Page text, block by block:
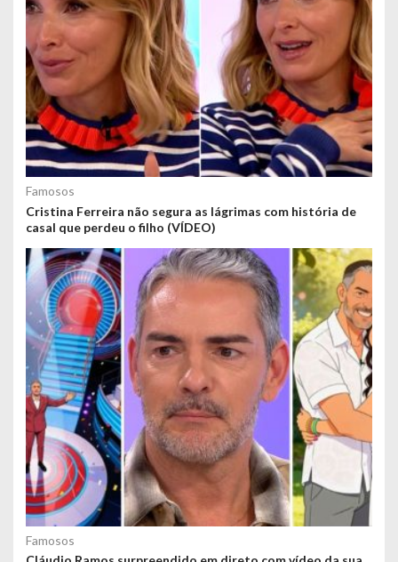
Famosos
Cristina Ferreira não segura as lágrimas com história de
casal que perdeu o filho (VÍDEO)
Famosos